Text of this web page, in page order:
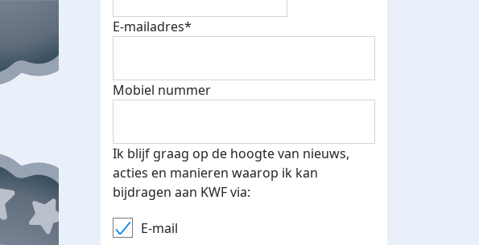
E-mails verstuurd
€500 euro opgehaald: t-shirt
E-mailadres*
Mobiel nummer
Ik blijf graag op de hoogte van nieuws,
acties en manieren waarop ik kan
bijdragen aan KWF via:
E-mail